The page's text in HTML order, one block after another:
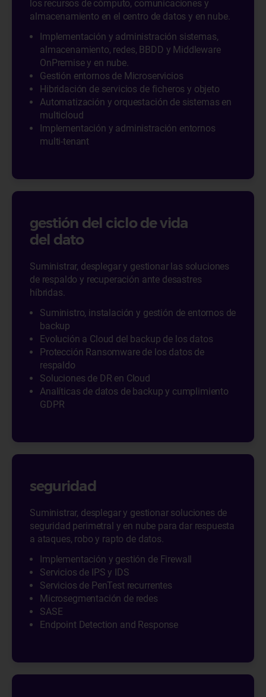
los recursos de cómputo, comunicaciones y
almacenamiento en el centro de datos y en nube.
Implementación y administración sistemas,
almacenamiento, redes, BBDD y Middleware
OnPremise y en nube.
Gestión entornos de Microservicios
Hibridación de servicios de ficheros y objeto
Automatización y orquestación de sistemas en
multicloud
Implementación y administración entornos
multi-tenant
gestión del ciclo de vida
del dato
Suministrar, desplegar y gestionar las soluciones
de respaldo y recuperación ante desastres
híbridas.
Suministro, instalación y gestión de entornos de
backup
Evolución a Cloud del backup de los datos
Protección Ransomware de los datos de
respaldo
Soluciones de DR en Cloud
Analíticas de datos de backup y cumplimiento
GDPR
seguridad
Suministrar, desplegar y gestionar soluciones de
seguridad perimetral y en nube para dar respuesta
a ataques, robo y rapto de datos.
Implementación y gestión de Firewall
Servicios de IPS y IDS
Servicios de PenTest recurrentes
Microsegmentación de redes
SASE
Endpoint Detection and Response